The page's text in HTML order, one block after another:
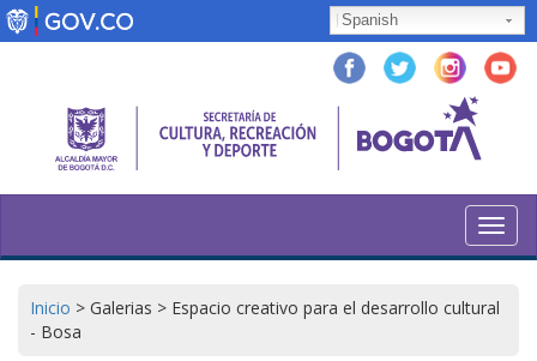
Pasar
al
Spanish
Inicio > Galerias > Espacio creativo para el desarrollo cultural
- Bosa